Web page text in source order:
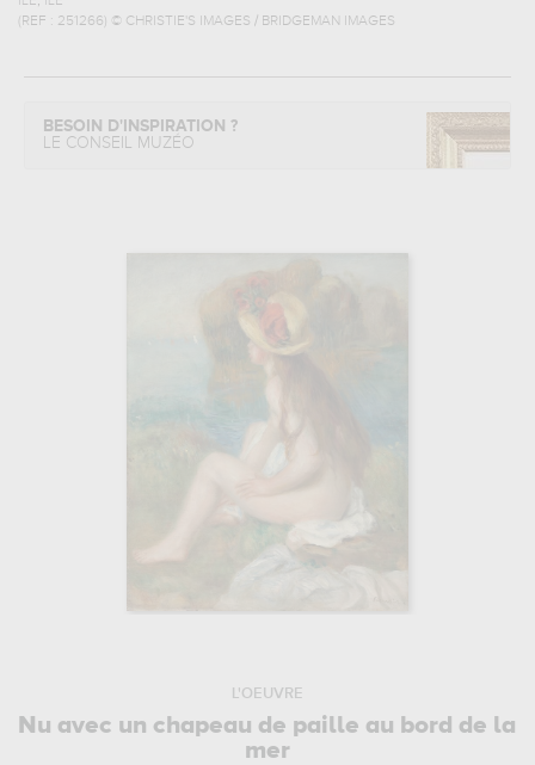
(REF : 251266) © CHRISTIE'S IMAGES / BRIDGEMAN IMAGES
BESOIN D'INSPIRATION ?
LE CONSEIL MUZÉO
L'OEUVRE
Nu avec un chapeau de paille au bord de la
mer